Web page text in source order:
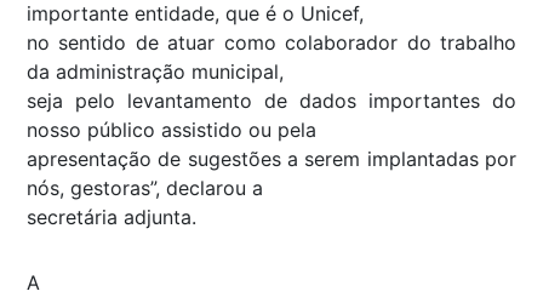
importante entidade, que é o Unicef,
no sentido de atuar como colaborador do trabalho
da administração municipal,
seja pelo levantamento de dados importantes do
nosso público assistido ou pela
apresentação de sugestões a serem implantadas por
nós, gestoras”, declarou a
secretária adjunta.
A